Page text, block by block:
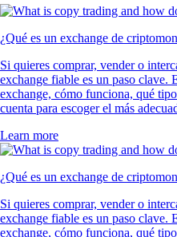
¿Qué es un exchange de
Si quieres comprar, vender o
exchange fiable es un paso clave.
exchange, cómo funciona, qué
cuenta para escoger el más
Learn more
¿Qué es un exchange de
Si quieres comprar, vender o
exchange fiable es un paso clave.
exchange, cómo funciona, qué